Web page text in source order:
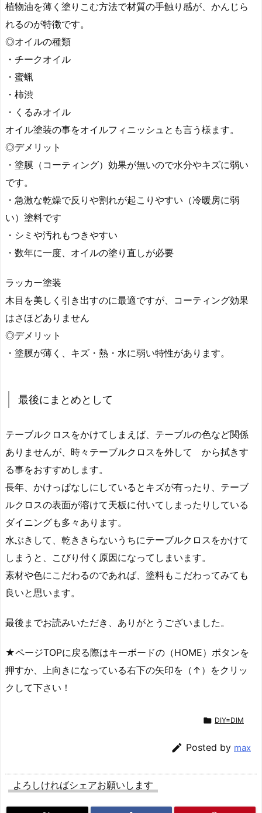
植物油を薄く塗りこむ方法で材質の手触り感が、かんじら
れるのが特徴です。
◎オイルの種類
・チークオイル
・蜜蝋
・柿渋
・くるみオイル
オイル塗装の事をオイルフィニッシュ とも言う様ます。
◎デメリット
・塗膜（コーティング）効果が無いので水分やキズに弱い
です。
・急激な乾燥で反りや割れが起こりやすい（冷暖房に弱
い）塗料です
・シミや汚れもつきやすい
・数年に一度、オイルの塗り直しが必要
ラッカー塗装
木目を美しく引き出すのに最適ですが、コーティング効果
はさほどありません
◎デメリット
・塗膜が薄く、キズ・熱・水に弱い特性があります。
最後にまとめとして
テーブルクロスをかけてしまえば、テーブルの色など関係
ありませんが、時々テーブルクロスを外して から拭きす
る事をおすすめします。
長年、かけっぱなしにしているとキズが有ったり、テーブ
ルクロスの表面が溶けて天板に付いてしまったりしている
ダイニングも多々あります。
水ぶきして、乾ききらないうちにテーブルクロスをかけて
しまうと、こびり付く原因になってしまいます。
素材や色にこだわるのであれば、塗料もこだわってみても
良いと思います。
最後までお読みいただき、ありがとうございました。
★ページTOPに戻る際はキーボードの（HOME）ボタンを
押すか、上向きになっている右下の矢印を（↑） をクリッ
クして下さい！
 DIY=DIM
 Posted by max
よろしければシェアお願いします